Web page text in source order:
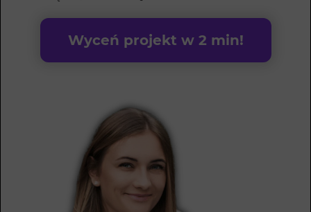
Wyceń projekt w 2 min!